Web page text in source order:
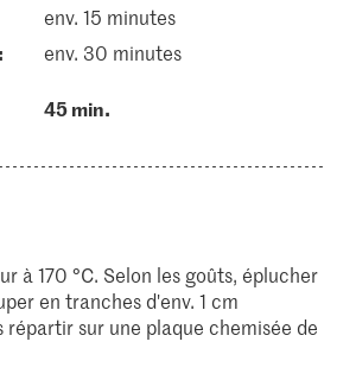
env. 15 minutes
env. 30 minutes
45 min.
à 170 °C. Selon les goûts, éplucher
en tranches d'env. 1 cm
répartir sur une plaque chemisée de